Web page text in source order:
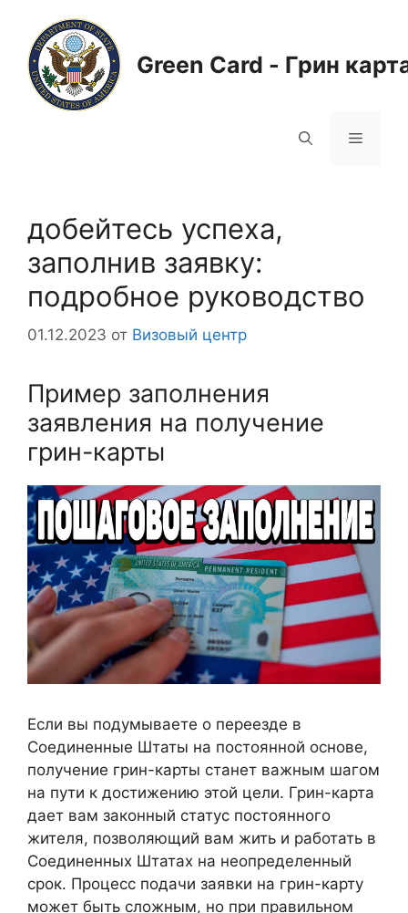
содержимому
Green Card - Грин
Меню
добейтесь успеха,
заполнив заявку:
подробное руководство
01.12.2023 от Визовый центр
Пример заполнения
заявления на получение
грин-карты
Если вы подумываете о переезде в
Соединенные Штаты на постоянной основе,
получение грин-карты станет важным шагом
на пути к достижению этой цели. Грин-карта
дает вам законный статус постоянного
жителя, позволяющий вам жить и работать в
Соединенных Штатах на неопределенный
срок. Процесс подачи заявки на грин-карту
может быть сложным, но при правильном